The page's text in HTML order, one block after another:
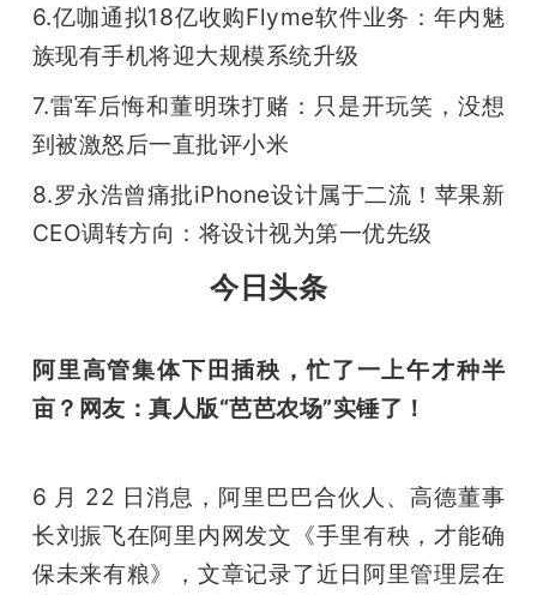
GAIR
题
爱
机
6.亿咖通拟18亿收购Flyme软件业务：年内魅
族现有手机将迎大规模系统升级
7.雷军后悔和董明珠打赌：只是开玩笑，没想
到被激怒后一直批评小米
8.罗永浩曾痛批iPhone设计属于二流！苹果新
CEO调转方向：将设计视为第一优先级
今日头条
阿里高管集体下田插秧，忙了一上午才种半
亩？网友：真人版“芭芭农场”实锤了！
6 月 22 日消息，阿里巴巴合伙人、高德董事
长刘振飞在阿里内网发文《手里有秧，才能确
保未来有粮》，文章记录了近日阿里管理层在